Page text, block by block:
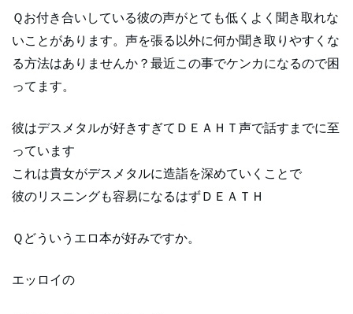
Ｑお付き合いしている彼の声がとても低くよく聞き取れな
いことがあります。声を張る以外に何か聞き取りやすくな
る方法はありませんか？最近この事でケンカになるので困
ってます。
彼はデスメタルが好きすぎてＤＥＡＨＴ声で話すまでに至
っています
これは貴女がデスメタルに造詣を深めていくことで
彼のリスニングも容易になるはずＤＥＡＴＨ
Ｑどういうエロ本が好みですか。
エッロイの